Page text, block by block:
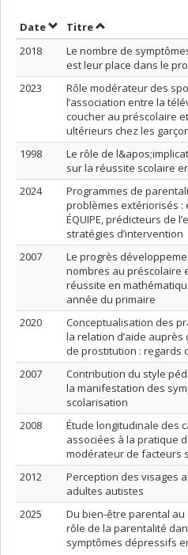
DateTrier par date en ordre
TitreTrier par titre en
2018
Le nombre de
est leur place dans le
2023
Rôle modérateur des
l’association entre la
coucher au préscolaire
ultérieurs chez les
1998
Le rôle de
sur la réussite scolaire
2024
Programmes de
problèmes extériorisés :
ÉQUIPE, prédicteurs de
stratégies d’intervention
2007
Le progrès
nombres au préscolaire
réussite en
année du primaire
2020
Conceptualisation des
la relation d’aide
de prostitution : regards
2007
Contribution du style
la manifestation des
scolarisation
2008
Étude longitudinale des
associées à la pratique
modérateur de facteurs
2012
Perception des visages
adultes autistes
2025
Du bien-être parental au
rôle de la parentalité
symptômes dépressifs